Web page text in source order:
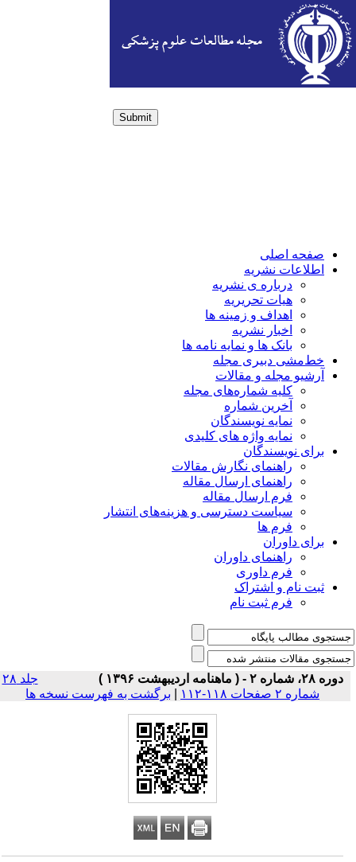
Submit
صفحه اصلی
اطلاعات نشریه
درباره ی نشریه
هیات تحریریه
اهداف و زمینه ها
اخبار نشریه
بانک ها و نمایه نامه ها
خط‌مشی دبیری مجله
آرشیو مجله و مقالات
کلیه شماره‌های مجله
آخرین شماره
نمایه نویسندگان
نمایه واژه های کلیدی
برای نویسندگان
راهنمای نگارش مقالات
راهنمای ارسال مقاله
فرم ارسال مقاله
سیاست دسترسی و هزینه‌های انتشار
فرم ها
برای داوران
راهنمای داوران
فرم داوری
ثبت نام و اشتراک
فرم ثبت نام
دوره ۲۸، شماره ۲ - ( ماهنامه اردیبهشت ۱۳۹۶ )
جلد ۲۸
شماره ۲ صفحات ۱۱۸-۱۱۲
| برگشت به فهرست نسخه ها